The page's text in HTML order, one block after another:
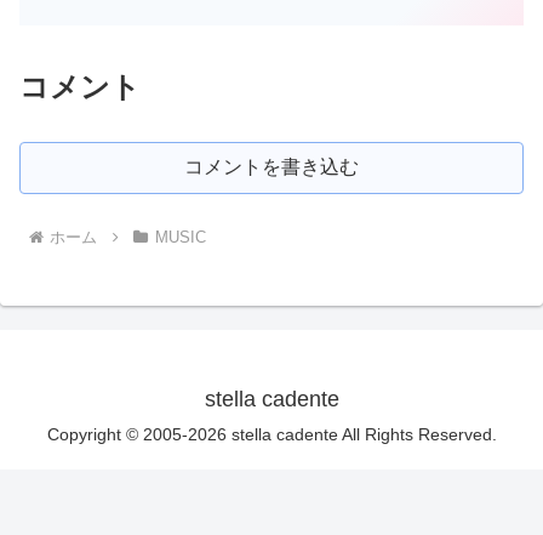
コメント
コメントを書き込む
ホーム MUSIC
stella cadente
Copyright © 2005-2026 stella cadente All Rights Reserved.